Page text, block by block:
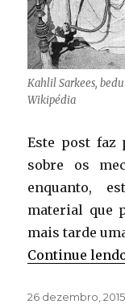
Kahlil Sarkees,
Wikipédia
Este post faz
sobre os
enquanto,
material que
mais tarde
Continue
Publicado
26 dezembro, 2015